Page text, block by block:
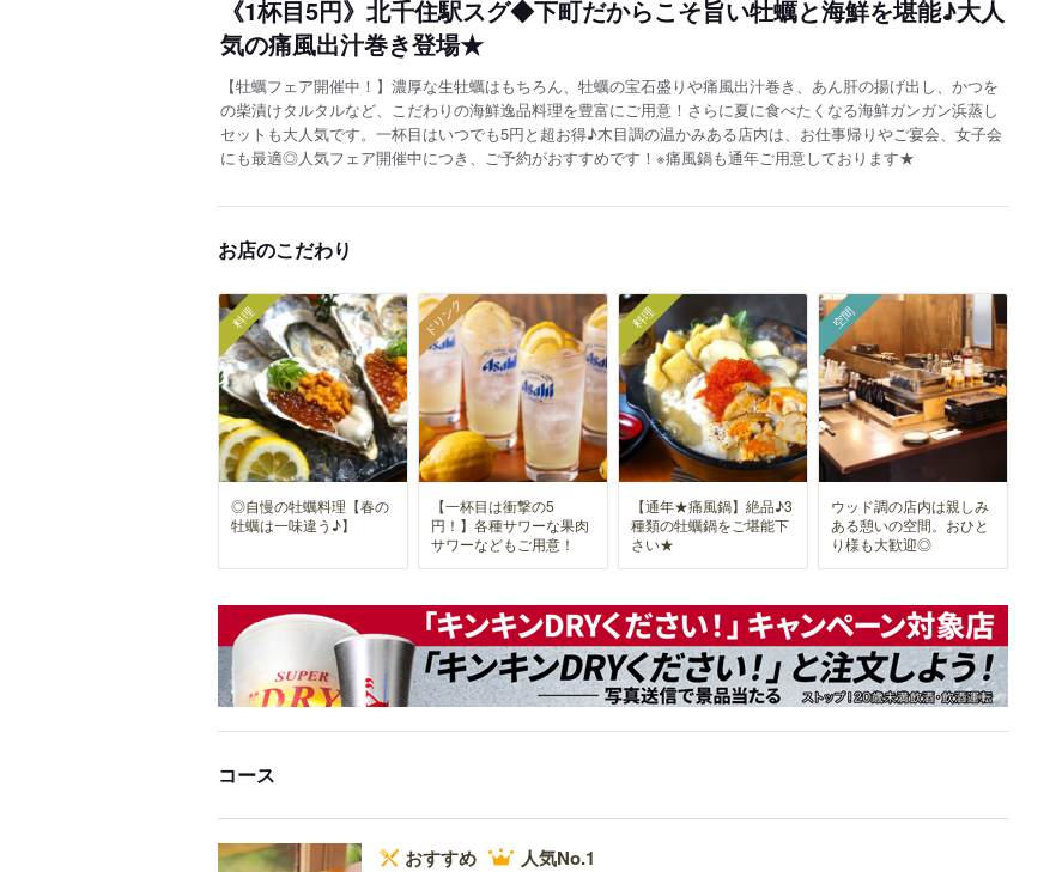
《1杯目5円》北千住駅スグ◆下町だからこそ旨い牡蠣と海鮮を堪能♪大人
気の痛風出汁巻き登場★
【牡蠣フェア開催中！】濃厚な生牡蠣はもちろん、牡蠣の宝石盛りや痛風出汁巻き、あん肝の揚げ出し、かつを
の柴漬けタルタルなど、こだわりの海鮮逸品料理を豊富にご用意！さらに夏に食べたくなる海鮮ガンガン浜蒸し
セットも大人気です。一杯目はいつでも5円と超お得♪木目調の温かみある店内は、お仕事帰りやご宴会、女子会
にも最適◎人気フェア開催中につき、ご予約がおすすめです！※痛風鍋も通年ご用意しております★
お店のこだわり
料理
◎自慢の牡蠣料理【春の
牡蠣は一味違う♪】
ドリンク
【一杯目は衝撃の5
円！】各種サワーな果肉
サワーなどもご用意！
料理
【通年★痛風鍋】絶品♪3
種類の牡蠣鍋をご堪能下
さい★
空間
ウッド調の店内は親しみ
ある憩いの空間。おひと
り様も大歓迎◎
コース
おすすめ 人気No.1